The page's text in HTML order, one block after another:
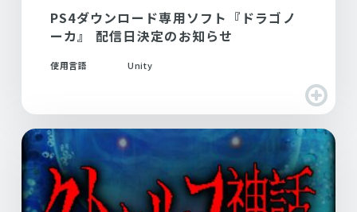
PS4ダウンロード専用ソフト『ドラゴノ
ーカ』 配信日決定のお知らせ
使用言語 Unity